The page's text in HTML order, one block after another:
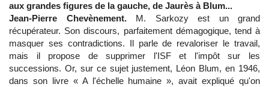
aux grandes figures de la gauche, de Jaurès à Blum...
Jean-Pierre Chevènement.M. Sarkozy est un grand
récupérateur. Son discours, parfaitement démagogique, tend à
masquer ses contradictions. Il parle de revaloriser le travail,
mais il propose de supprimer l'ISF et l'impôt sur les
successions. Or, sur ce sujet justement, Léon Blum, en 1946,
dans son livre « A l'échelle humaine », avait expliqué qu'on